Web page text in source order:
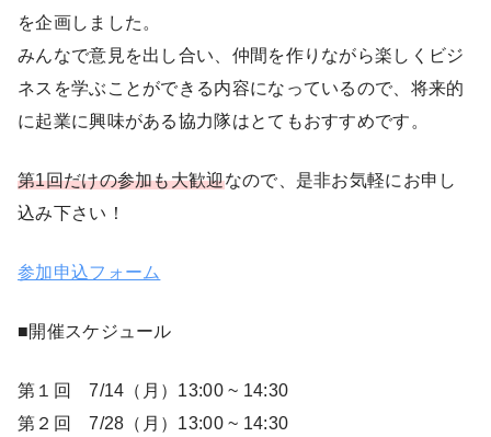
を企画しました。
みんなで意見を出し合い、仲間を作りながら楽しくビジ
ネスを学ぶことができる内容になっているので、将来的
に起業に興味がある協力隊はとてもおすすめです。
第1回だけの参加も大歓迎なので、是非お気軽にお申し
込み下さい！
参加申込フォーム
■開催スケジュール
第１回 7/14（月）13:00 ~ 14:30
第２回 7/28（月）13:00 ~ 14:30